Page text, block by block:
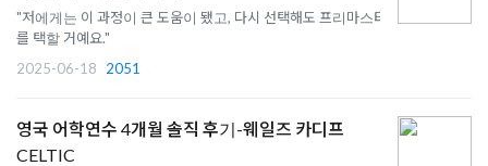
"저에게는 이 과정이 큰 도움이 됐고, 다시 선택해도 프리마스터
를 택할 거예요."
2025-06-18
2051
영국 어학연수 4개월 솔직 후기-웨일즈 카디프
CELTIC